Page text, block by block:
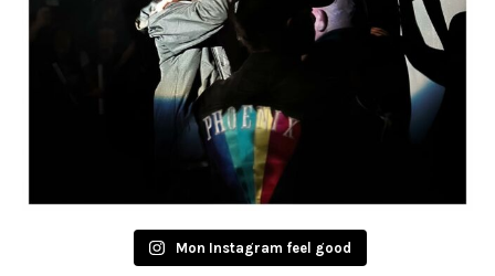
Mon Instagram feel good